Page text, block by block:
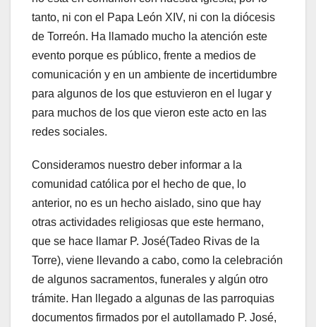
tanto, ni con el Papa León XIV, ni con la diócesis
de Torreón. Ha llamado mucho la atención este
evento porque es público, frente a medios de
comunicación y en un ambiente de incertidumbre
para algunos de los que estuvieron en el lugar y
para muchos de los que vieron este acto en las
redes sociales.
Consideramos nuestro deber informar a la
comunidad católica por el hecho de que, lo
anterior, no es un hecho aislado, sino que hay
otras actividades religiosas que este hermano,
que se hace llamar P. José(Tadeo Rivas de la
Torre), viene llevando a cabo, como la celebración
de algunos sacramentos, funerales y algún otro
trámite. Han llegado a algunas de las parroquias
documentos firmados por el autollamado P. José,